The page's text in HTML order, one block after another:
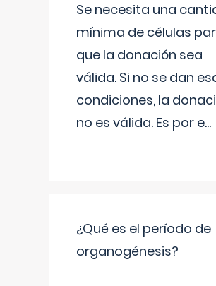
Se necesita una
mínima de células
que la donación sea
válida. Si no se dan
condiciones, la
no es válida. Es por e...
¿Qué es el período de
organogénesis?